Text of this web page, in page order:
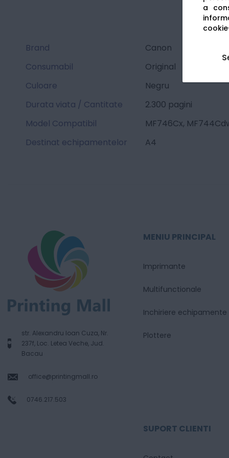
a
Brand
Canon
Consumabil
Original
Culoare
Negru
Durata viata / Cantitate
2.300 pagini
Model Compatibil
MF746Cx,
Destinat echipamentelor
A4
str. Alexandru Ioan Cuza, Nr.
237f, Loc. Letea Veche, Jud.
Bacau
office@printingmall.ro
0746.217.503
MENIU PRINCIPAL
Imprimante
Multifunctionale
Inchiriere echipamente
Plottere
SUPORT CLIENTI